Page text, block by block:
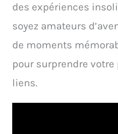
des expériences
soyez amateurs
de moments
pour surprendre
liens.